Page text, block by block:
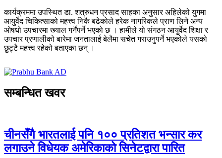
कार्यक्रममा उपस्थित डा. शत्रुधन प्रसाद साहका अनुसार अहिलेको युगमा
आयुर्वेद चिकित्साको महत्त्व निकै बढेकोले हरेक नागरिकले प्राण लिने अन्य
ओषधो उपचारमा ख्याल गर्नैपर्ने भएको छ । हामीले यो संगठन आयुर्वेद शिक्षा र
उपचार प्रणालीको बारेमा जनतालाई बेलैमा सचेत गराउनुपर्ने भएकोले यसको
छुट्टै महत्त्व रहेको बताएका छन् ।
सम्बन्धित खवर
चीनसँगै भारतलाई पनि १०० प्रतिशत भन्सार कर
लगाउने विधेयक अमेरिकाको सिनेटद्वारा पारित